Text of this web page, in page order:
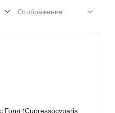
Отображение: